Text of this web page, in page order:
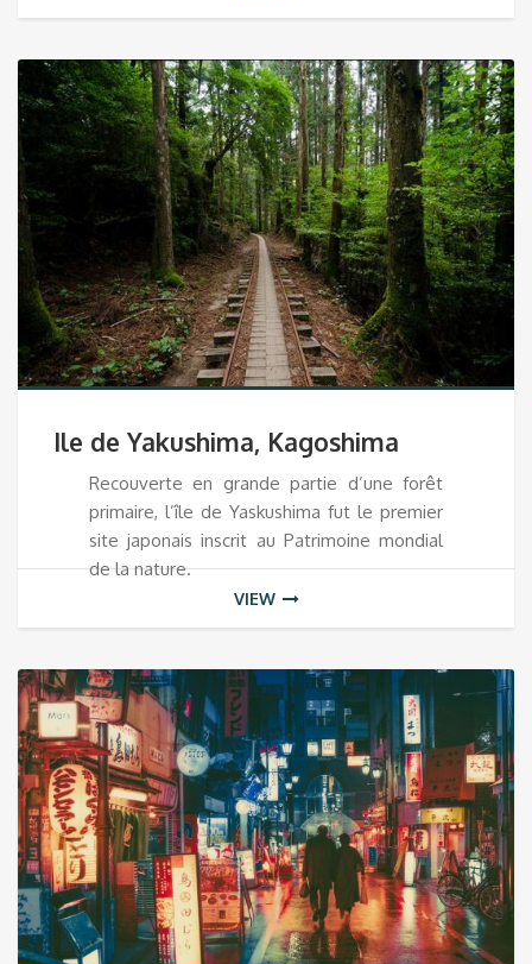
Ile de Yakushima, Kagoshima
Recouverte en grande partie d’une forêt
primaire, l’île de Yaskushima fut le premier
site japonais inscrit au Patrimoine mondial
de la nature.
VIEW